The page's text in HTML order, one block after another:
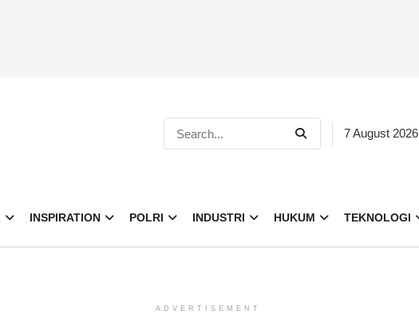
7 August 2026
INSPIRATION POLRI INDUSTRI HUKUM TEKNOLOGI
ADVERTISEMENT